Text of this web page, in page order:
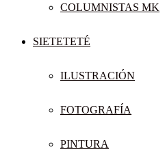
COLUMNISTAS MK
SIETETETÉ
ILUSTRACIÓN
FOTOGRAFÍA
PINTURA